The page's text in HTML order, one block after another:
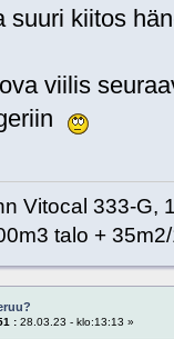
suuri kiitos
viilis
Vitocal 333-G,
talo +
:28.03.23 - klo:13:13 »